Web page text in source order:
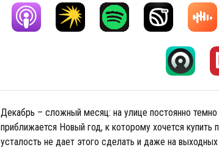
Декабрь – сложный месяц: на улице постоянно
приближается Новый год, к которому хочется купить
усталость не дает этого сделать и даже на